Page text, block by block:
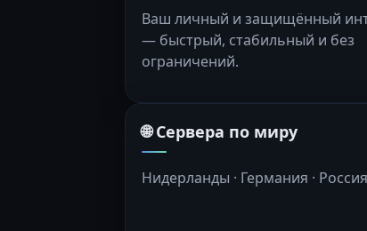
Ваш личный и защищённый
— быстрый, стабильный и без
ограничений.
🌐 Сервера по миру
Нидерланды · Германия ·